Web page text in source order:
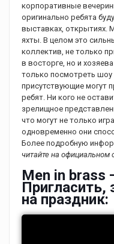
корпоративные
оригинально ребята
выставках, открытиях.
яхты. В целом это
коллектив, не только
в восторге, но и
только посмотреть
присутствующие могут
ребят. Ни кого не
зрелищное
что могут не только
одновременно они
Более подробную
читайте на официальном
Men in brass
Пригласить,
на праздник: